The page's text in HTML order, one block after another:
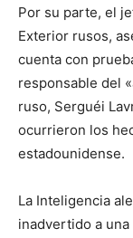
Por su parte, el
Exterior rusos,
cuenta con
responsable del
ruso, Serguéi
ocurrieron los
estadounidense.
La Inteligencia
inadvertido a